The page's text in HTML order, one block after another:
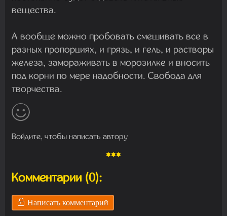
вещества.
А вообще можно пробовать смешивать все в
разных пропорциях, и грязь, и гель, и растворы
железа, замораживать в морозилке и вносить
под корни по мере надобности. Свобода для
творчества.
Войдите, чтобы написать автору
***
Комментарии (0):
Написать комментарий